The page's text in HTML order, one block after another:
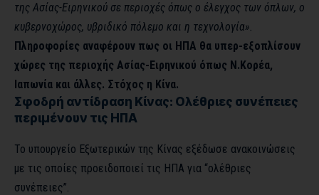
της Ασίας-Ειρηνικού σε περιοχές όπως ο έλεγχος των όπλων, ο
κυβερνοχώρος, υβριδικό πόλεμο και η τεχνολογία».
Πληροφορίες αναφέρουν πως οι ΗΠΑ θα υπερ-εξοπλίσουν
χώρες της περιοχής Ασίας-Ειρηνικού όπως Ν.Κορέα,
Ιαπωνία και άλλες. Στόχος η Κίνα.
Σφοδρή αντίδραση Κίνας: Ολέθριες συνέπειες
περιμένουν τις ΗΠΑ
Το υπουργείο Εξωτερικών της Κίνας εξέδωσε ανακοινώσεις
με τις οποίες προειδοποιεί τις ΗΠΑ για “ολέθριες
συνέπειες”.